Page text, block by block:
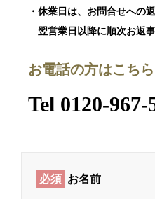
・休業日は、お問合せへの
翌営業日以降に順次お返
お電話の方はこちら
Tel 0120-967-
必須 お名前